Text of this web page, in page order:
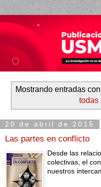
Mostrando entradas
todas
20 de abril de 2015
Las partes en conflicto
Desde las
colectivas, el
nuestros